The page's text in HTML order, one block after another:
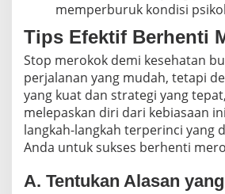
memperburuk kondisi
Tips Efektif Berhenti
Stop merokok demi kesehatan
perjalanan yang mudah, tetapi
yang kuat dan strategi yang
melepaskan diri dari kebiasaan
langkah-langkah terperinci yang
Anda untuk sukses berhenti
A. Tentukan Alasan